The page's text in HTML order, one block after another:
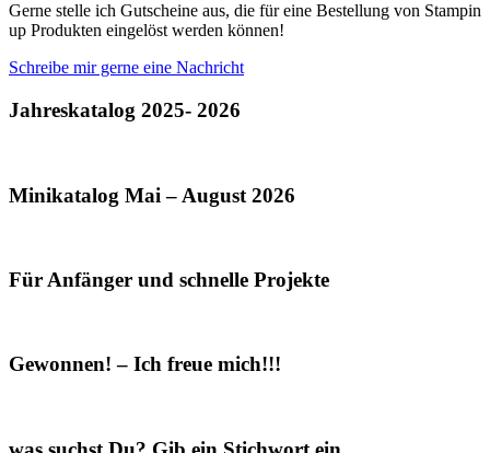
Gerne stelle ich Gutscheine aus, die für eine Bestellung von Stampin
up Produkten eingelöst werden können!
Schreibe mir gerne eine Nachricht
Jahreskatalog 2025- 2026
Minikatalog Mai – August 2026
Für Anfänger und schnelle Projekte
Gewonnen! – Ich freue mich!!!